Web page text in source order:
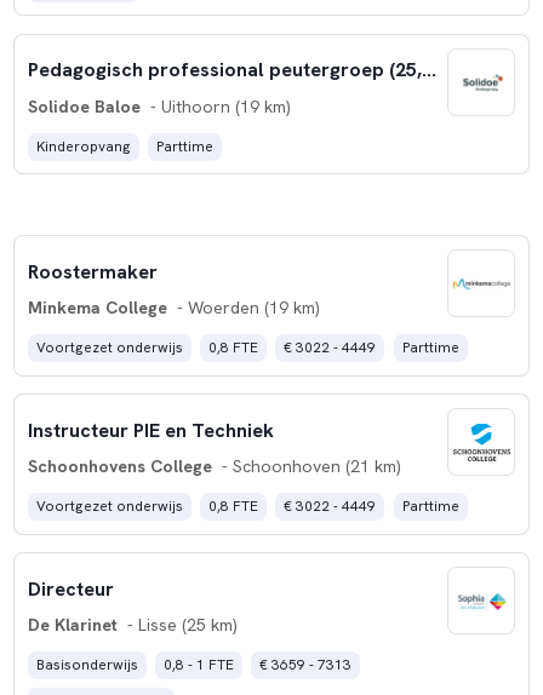
Pedagogisch professional peutergroep (25,5-30 uur p.w.)
Solidoe Baloe - Uithoorn (19 km)
Kinderopvang Parttime
Roostermaker
Minkema College - Woerden (19 km)
Voortgezet onderwijs 0,8 FTE € 3022 - 4449 Parttime
Instructeur PIE en Techniek
Schoonhovens College - Schoonhoven (21 km)
Voortgezet onderwijs 0,8 FTE € 3022 - 4449 Parttime
Directeur
De Klarinet - Lisse (25 km)
Basisonderwijs 0,8 - 1 FTE
€ 3659 - 7313